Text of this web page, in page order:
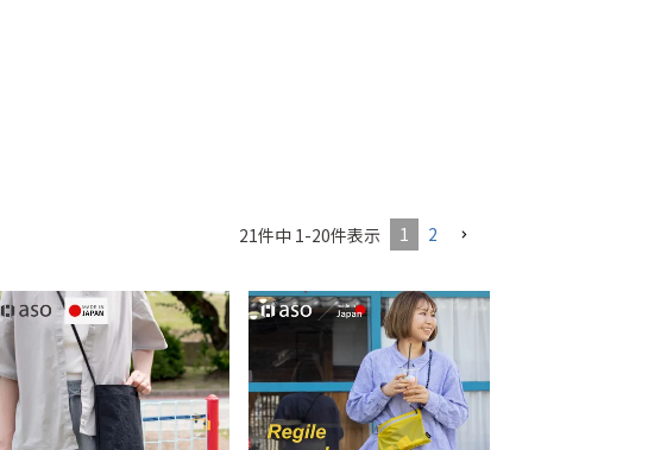
21件中 1-20件表示 1 2